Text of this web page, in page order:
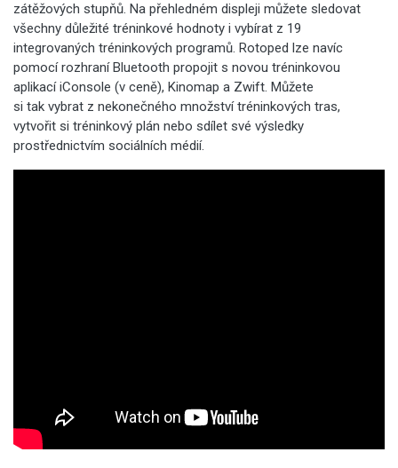
zátěžových stupňů. Na přehledném displeji můžete sledovat
všechny důležité tréninkové hodnoty i vybírat z 19
integrovaných tréninkových programů. Rotoped lze navíc
pomocí rozhraní Bluetooth propojit s novou tréninkovou
aplikací iConsole (v ceně), Kinomap a Zwift. Můžete
si tak vybrat z nekonečného množství tréninkových tras,
vytvořit si tréninkový plán nebo sdílet své výsledky
prostřednictvím sociálních médií.